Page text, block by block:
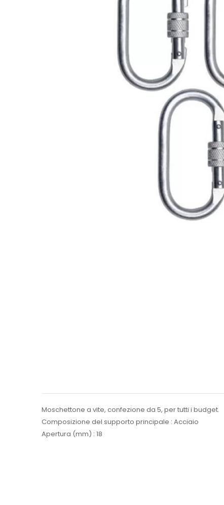
Moschettone a vite, confezione da 5, per tutti i budget.
Composizione del supporto principale : Acciaio
Apertura (mm) : 18